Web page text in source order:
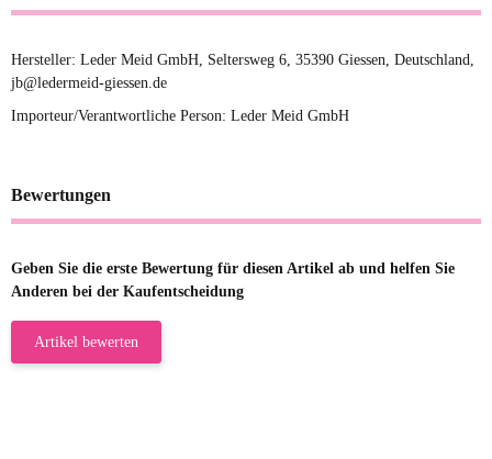
Hersteller: Leder Meid GmbH, Seltersweg 6, 35390 Giessen, Deutschland,
jb@ledermeid-giessen.de
Importeur/Verantwortliche Person: Leder Meid GmbH
Bewertungen
Geben Sie die erste Bewertung für diesen Artikel ab und helfen Sie
Anderen bei der Kaufentscheidung
Artikel bewerten